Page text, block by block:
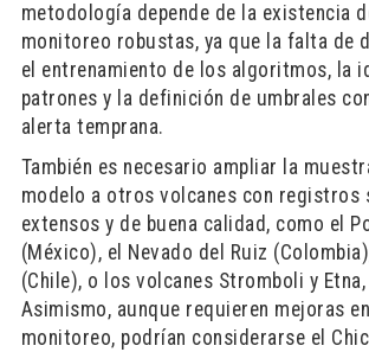
metodología depende de la existencia
monitoreo robustas, ya que la falta de
el entrenamiento de los algoritmos, la
patrones y la definición de umbrales
alerta temprana.
También es necesario ampliar la
modelo a otros volcanes con registros
extensos y de buena calidad, como el
(México), el Nevado del Ruiz
(Chile), o los volcanes Stromboli y
Asimismo, aunque requieren mejoras
monitoreo, podrían considerarse el